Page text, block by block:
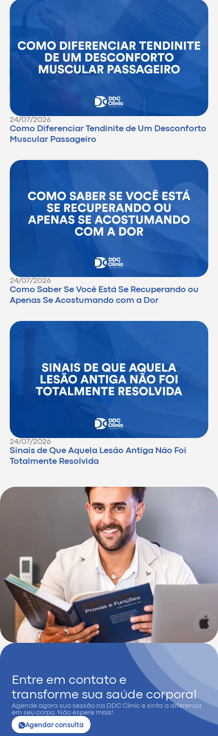
24/07/2026
Como Diferenciar Tendinite de Um Desconforto
Muscular Passageiro
24/07/2026
Como Saber Se Você Está Se Recuperando ou
Apenas Se Acostumando com a Dor
24/07/2026
Sinais de Que Aquela Lesão Antiga Não Foi
Totalmente Resolvida
Entre em contato e
transforme sua saúde corporal
Agende agora sua sessão na DDC Clinic e sinta a diferença
em seu corpo. Não espere mais!
Agendar consulta